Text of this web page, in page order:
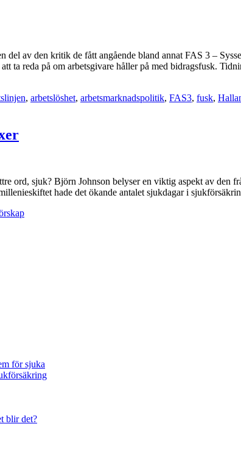
av den kritik de fått angående bland annat FAS 3 –
ta reda på om arbetsgivare håller på med bidragsfusk.
, arbetslöshet, arbetsmarknadspolitik, FAS3, fusk,
ord, sjuk? Björn Johnson belyser en viktig aspekt av den
hade det ökande antalet sjukdagar i
för sjuka
blir det?